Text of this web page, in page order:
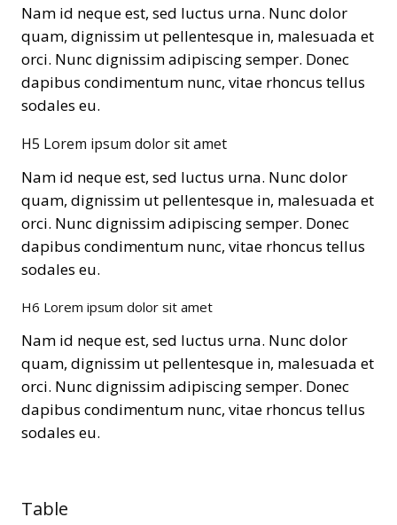
Nam id neque est, sed luctus urna. Nunc dolor
quam, dignissim ut pellentesque in, malesuada et
orci. Nunc dignissim adipiscing semper. Donec
dapibus condimentum nunc, vitae rhoncus tellus
sodales eu.
H5 Lorem ipsum dolor sit amet
Nam id neque est, sed luctus urna. Nunc dolor
quam, dignissim ut pellentesque in, malesuada et
orci. Nunc dignissim adipiscing semper. Donec
dapibus condimentum nunc, vitae rhoncus tellus
sodales eu.
H6 Lorem ipsum dolor sit amet
Nam id neque est, sed luctus urna. Nunc dolor
quam, dignissim ut pellentesque in, malesuada et
orci. Nunc dignissim adipiscing semper. Donec
dapibus condimentum nunc, vitae rhoncus tellus
sodales eu.
Table